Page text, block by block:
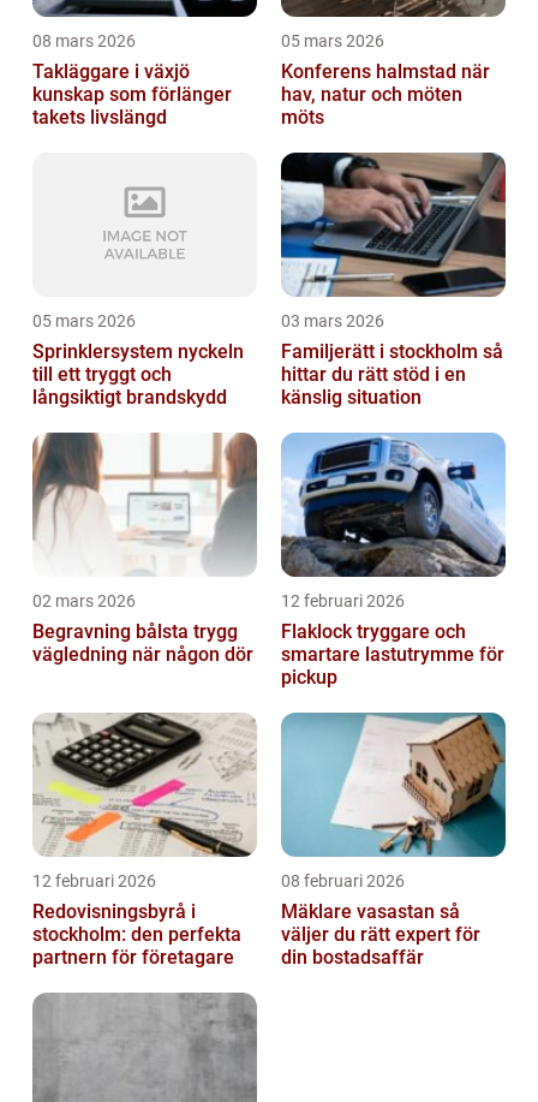
08 mars 2026
Takläggare i växjö
kunskap som förlänger
takets livslängd
05 mars 2026
Konferens halmstad när
hav, natur och möten
möts
05 mars 2026
Sprinklersystem nyckeln
till ett tryggt och
långsiktigt brandskydd
03 mars 2026
Familjerätt i stockholm så
hittar du rätt stöd i en
känslig situation
02 mars 2026
Begravning bålsta trygg
vägledning när någon dör
12 februari 2026
Flaklock tryggare och
smartare lastutrymme för
pickup
12 februari 2026
Redovisningsbyrå i
stockholm: den perfekta
partnern för företagare
08 februari 2026
Mäklare vasastan så
väljer du rätt expert för
din bostadsaffär